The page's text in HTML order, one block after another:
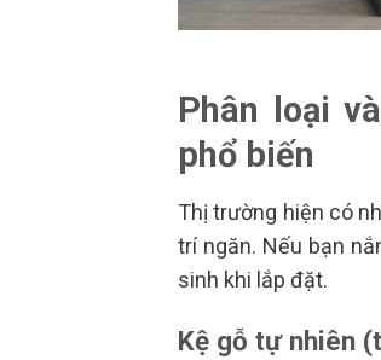
Phân loại
phổ biến
Thị trường hiện có
trí ngăn. Nếu bạn
sinh khi lắp đặt.
Kệ gỗ tự nhiên